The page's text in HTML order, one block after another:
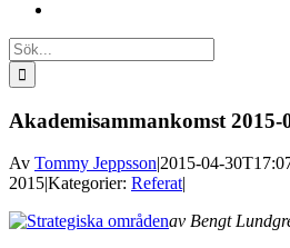
Sök
efter:
Akademisammankomst 2015-
Av Tommy Jeppsson|2015-04-
2015|Kategorier: Referat|
av Bengt